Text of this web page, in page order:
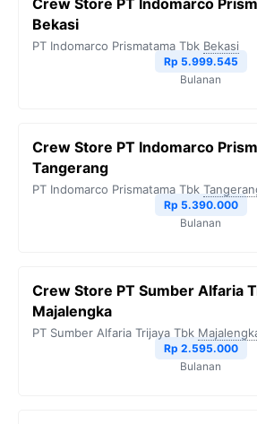
Crew Store PT Indomarco
Bekasi
PT Indomarco Prismatama Tbk Bekasi
Rp 5.999.545
Bulanan
Crew Store PT Indomarco
Tangerang
PT Indomarco Prismatama Tbk
Rp 5.390.000
Bulanan
Crew Store PT Sumber Alfaria
Majalengka
PT Sumber Alfaria Trijaya Tbk
Rp 2.595.000
Bulanan